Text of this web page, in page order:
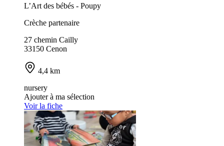
L’Art des bébés - Poupy
Crèche partenaire
27 chemin Cailly
33150 Cenon
4,4 km
nursery
Ajouter à ma sélection
Voir la fiche